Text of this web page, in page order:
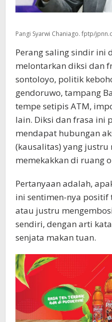
Pangi Syarwi Chaniago. fptp/
Perang saling sindir ini
melontarkan diksi dan
sontoloyo, politik
gendoruwo, tampang
tempe setipis ATM,
lain. Diksi dan frasa ini
mendapat hubungan
(kausalitas) yang
memekakkan di ruang
Pertanyaan adalah,
ini sentimen-nya
atau justru
sendiri, dengan arti
senjata makan tuan.